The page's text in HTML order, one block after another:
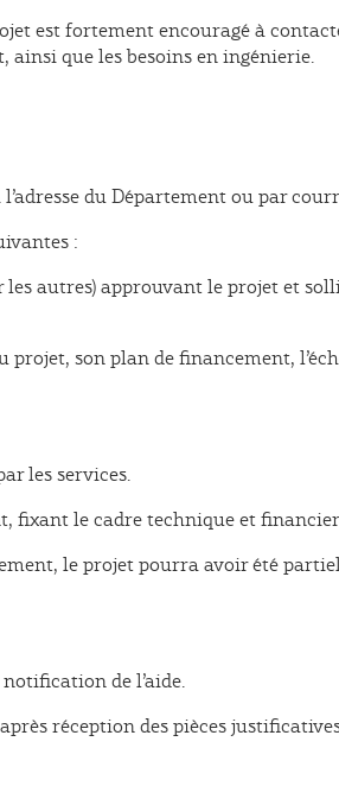
est fortement encouragé à
que les besoins en ingénierie.
du Département ou par
:
autres) approuvant le projet et
son plan de financement,
les services.
fixant le cadre technique et
le projet pourra avoir été
de l’aide.
réception des pièces